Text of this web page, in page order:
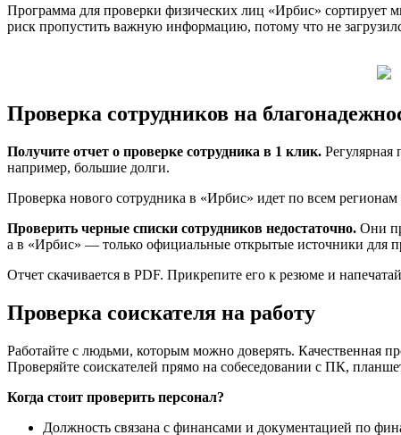
Программа для проверки физических лиц «Ирбис» сортирует
риск пропустить важную информацию, потому что не
Проверка сотрудников на
Получите отчет о проверке сотрудника в 1 клик.
например, большие долги.
Проверка нового сотрудника в «Ирбис» идет по всем
Проверить черные списки сотрудников недостаточно. Они
а в «Ирбис» — только официальные открытые источники для
Отчет скачивается в PDF. Прикрепите его к резюме и
Проверка соискателя на работу
Работайте с людьми, которым можно доверять. Качественная
Проверяйте соискателей прямо на собеседовании с ПК,
Когда стоит проверить персонал?
Должность связана с финансами и документацией по